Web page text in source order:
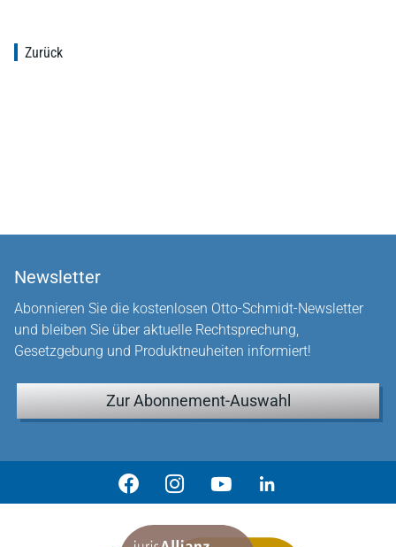
Zurück
Newsletter
Abonnieren Sie die kostenlosen Otto-Schmidt-Newsletter
und bleiben Sie über aktuelle Rechtsprechung,
Gesetzgebung und Produktneuheiten informiert!
Zur Abonnement-Auswahl